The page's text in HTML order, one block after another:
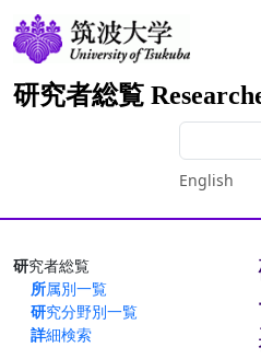
研究者総覧
English
研究者総覧
所属別一覧
研究分野別一覧
詳細検索